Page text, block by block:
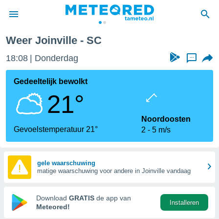
door
verstrekte
hoge
hebt de
voor
op basis
Weer Joinville - SC
18:08 Donderdag ...
Gedeeltelijk bewolkt
21°
Gevoelstemperatuur 21°
Noordoosten
2
5 m/s
gele waarschuwing
matige waarschuwing voor andere in Joinville vandaag
Download GRATIS de app van
Meteored!
Installeren